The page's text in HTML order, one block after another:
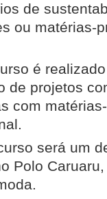
de
ou matérias-
é
de projetos
com
será um
Polo